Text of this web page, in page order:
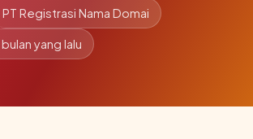
PT Registrasi Nama Domai
yang lalu